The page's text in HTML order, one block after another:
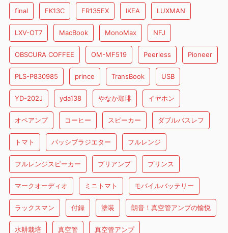
final FK13C FR135EX IKEA LUXMAN
LXV-OT7 MacBook MonoMax NFJ
OBSCURA COFFEE OM-MF519 Peerless Pioneer
PLS-P830985 prince TransBook USB
YD-202J yda138 やなか珈琲 イヤホン
オペアンプ コーヒー スピーカー ダブルバスレフ
トマト パッシブラジエター フルレンジ
フルレンジスピーカー プリアンプ プリンス
マークオーディオ ミニトマト モバイルバッテリー
ラックスマン 付録 塗装 朗音！真空管アンプの愉悦
水耕栽培 真空管 真空管アンプ